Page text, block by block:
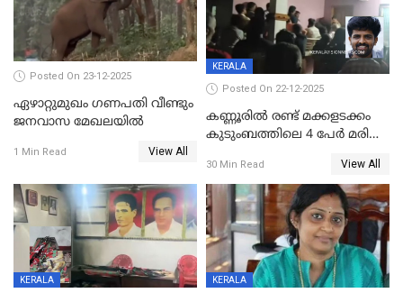
Posted On 23-12-2025
ഏഴാറ്റുമുഖം ഗണപതി വീണ്ടും
ജനവാസ മേഖലയിൽ
1 Min Read View All
KERALA
Posted On 22-12-2025
കണ്ണൂരിൽ രണ്ട് മക്കളടക്കം
കുടുംബത്തിലെ 4 പേർ മരിച്ച
30 Min Read View All
KERALA KERALA